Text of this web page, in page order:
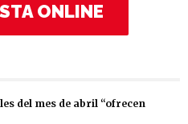
ONLINE
del mes de abril “ofrecen